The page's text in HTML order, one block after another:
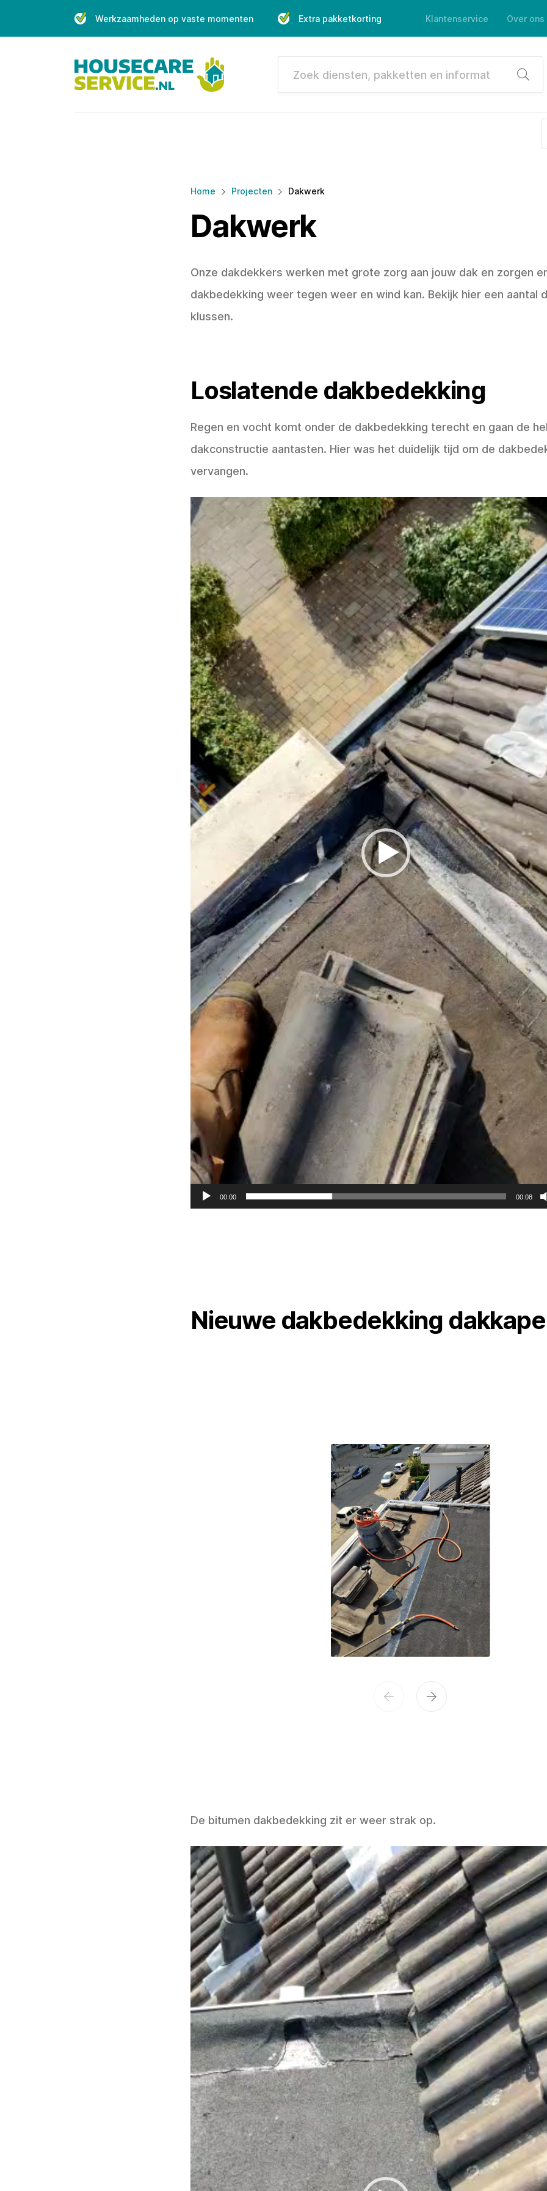
content
Werkzaamheden op vaste momenten Extra pakketkorting Klantenservice Over ons
Home Projecten Dakwerk
Dakwerk
Onze dakdekkers werken met grote zorg aan jouw dak en zorgen
dakbedekking weer tegen weer en wind kan. Bekijk hier een aantal
klussen.
Loslatende dakbedekking
Regen en vocht komt onder de dakbedekking terecht en gaan de
dakconstructie aantasten. Hier was het duidelijk tijd om de
vervangen.
Videospeler
00:00 00:08
Nieuwe dakbedekking
De bitumen dakbedekking zit er weer strak op.
Videospeler